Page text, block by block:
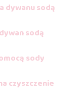
dywanu sodą
sodą
sody
czyszczenie